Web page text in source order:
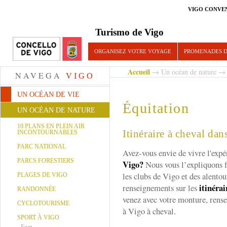
VIGO
Turismo de Vigo
ORGANISEZ VOTRE VOYAGE PROMENADES
NAVEGA VIGO
UN OCÉAN DE VIE
UN OCÉAN DE NATURE
10 PLANS EN PLEIN AIR
INCONTOURNABLES
PARC NATIONAL
PARCS FORESTIERS
PLAGES DE VIGO
RANDONNÉE
CYCLOTOURISME
SPORT À VIGO
Accueil → Un océan de nature →
Équitation
Itinéraire à cheval
Avez-vous envie de vivre
Vigo?Nous vous
les clubs de Vigo et des
renseignements sur les
venez avec votre monture,
à Vigo à cheval.